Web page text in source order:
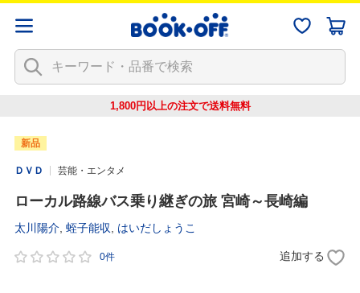
1,800円以上の注文で送料無料
新品
ＤＶＤ 芸能・エンタメ
ローカル路線バス乗り継ぎの旅 宮崎～長崎編
太川陽介 蛭子能収 はいだしょうこ
0件 追加する